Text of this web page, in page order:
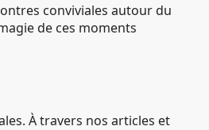
conviviales autour du
de ces moments
À travers nos articles et